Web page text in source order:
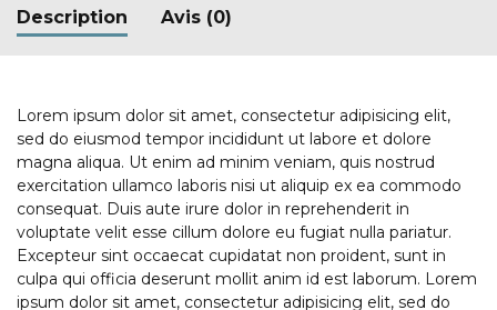
Description Avis (0)
Lorem ipsum dolor sit amet, consectetur adipisicing elit,
sed do eiusmod tempor incididunt ut labore et dolore
magna aliqua. Ut enim ad minim veniam, quis nostrud
exercitation ullamco laboris nisi ut aliquip ex ea commodo
consequat. Duis aute irure dolor in reprehenderit in
voluptate velit esse cillum dolore eu fugiat nulla pariatur.
Excepteur sint occaecat cupidatat non proident, sunt in
culpa qui officia deserunt mollit anim id est laborum. Lorem
ipsum dolor sit amet, consectetur adipisicing elit, sed do